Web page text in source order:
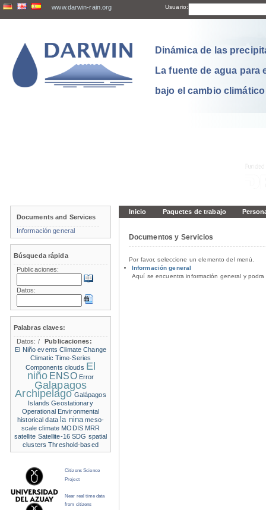
www.darwin-rain.org Usuario:
Dinámica de las
La fuente de agua para
bajo el cambio climático
Inicio Paquetes de trabajo
Documentos y Servicios
Por favor, seleccione un elemento del menú.
Información general
Aquí se encuentra información general y
Documents and Services
Información general
Búsqueda rápida
Publicaciones:
Datos:
Palabras claves:
Datos: /
Publicaciones:
El Niño events Climate Change
Climatic Time-Series
Components clouds El
niño ENSO Error
Galapagos
Archipelago Galápagos
Islands Geostationary
Operational Environmental
historical data la nina meso-
scale climate MODIS MRR
satellite Satellite-16 SDG spatial
clusters Threshold-based
Citizens Science
Project
Near real time data
from citizens